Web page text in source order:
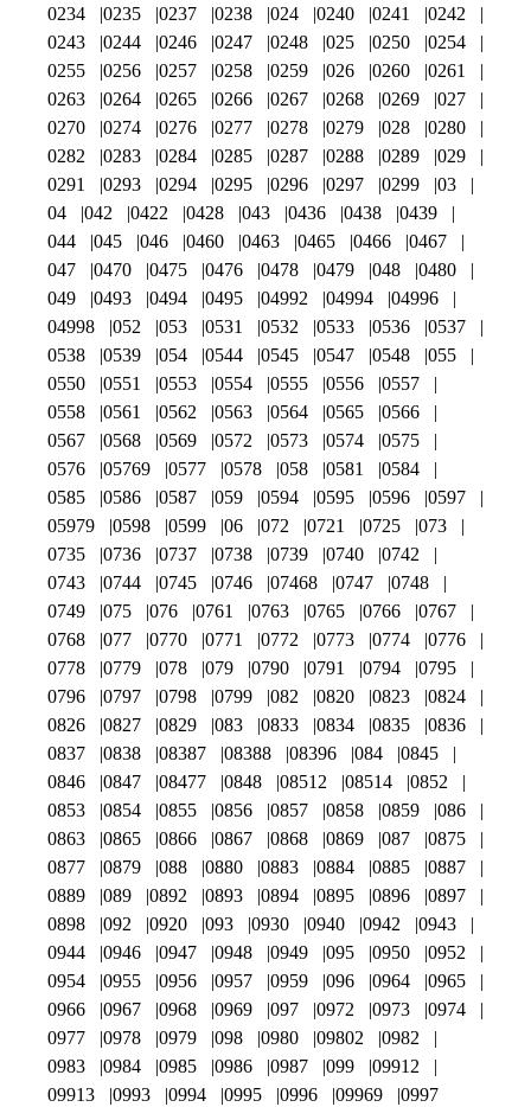
0234 0235 0237 0238 024 0240 0241
0242
0243
0244 0246 0247 0248 025 0250
0254
0255
0256 0257 0258 0259 026 0260
0261
0263
0264 0265 0266 0267 0268 0269
027
0270
0274 0276 0277 0278 0279 028
0280
0282
0283 0284 0285 0287 0288 0289
029
0291
0293 0294 0295 0296 0297 0299
03
04
042 0422 0428 043 0436 0438
0439
044
045 046 0460 0463 0465 0466
0467
047
0470 0475 0476 0478 0479 048
0480
049
0493 0494 0495 04992 04994
04996
04998
052 053 0531 0532 0533 0536
0537
0538
0539 054 0544 0545 0547 0548
055
0550
0551 0553 0554 0555 0556
0557
0558
0561 0562 0563 0564 0565
0566
0567
0568 0569 0572 0573 0574
0575
0576
05769 0577 0578 058 0581
0584
0585
0586 0587 059 0594 0595 0596
0597
05979
0598 0599 06 072 0721 0725
073
0735
0736 0737 0738 0739 0740
0742
0743
0744 0745 0746 07468 0747
0748
0749
075 076 0761 0763 0765 0766
0767
0768
077 0770 0771 0772 0773 0774
0776
0778
0779 078 079 0790 0791 0794
0795
0796
0797 0798 0799 082 0820 0823
0824
0826
0827 0829 083 0833 0834 0835
0836
0837
0838 08387 08388 08396 084
0845
0846
0847 08477 0848 08512 08514
0852
0853
0854 0855 0856 0857 0858 0859
086
0863
0865 0866 0867 0868 0869 087
0875
0877
0879 088 0880 0883 0884 0885
0887
0889
089 0892 0893 0894 0895 0896
0897
0898
092 0920 093 0930 0940 0942
0943
0944
0946 0947 0948 0949 095 0950
0952
0954
0955 0956 0957 0959 096 0964
0965
0966
0967 0968 0969 097 0972 0973
0974
0977
0978 0979 098 0980 09802
0982
0983
0984 0985 0986 0987 099
09912
09913
0993 0994 0995 0996 09969 0997